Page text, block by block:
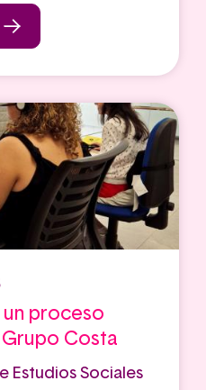
un proceso
Costa
Estudios Sociales